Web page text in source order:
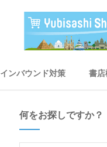
インバウンド対策 書
何をお探しですか？